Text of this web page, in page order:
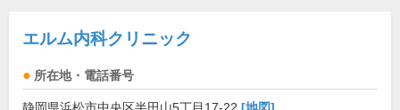
エルム内科クリニック
所在地・電話番号